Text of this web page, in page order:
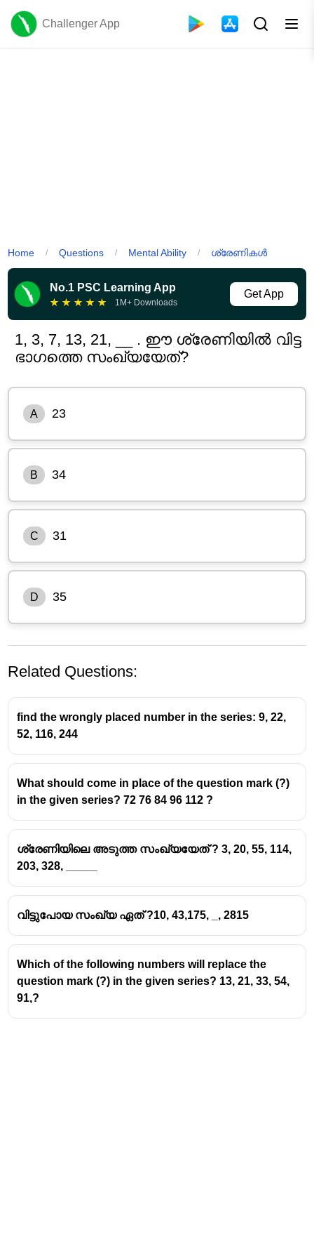
Challenger App
Home / Questions / Mental Ability / ശ്രേണികൾ
No.1 PSC Learning App
★ ★ ★ ★ ★ 1M+ Downloads
Get App
1, 3, 7, 13, 21, __ . ഈ ശ്രേണിയിൽ വിട്ട
ഭാഗത്തെ സംഖ്യയേത്?
A 23
B 34
C 31
D 35
Related Questions:
find the wrongly placed number in the series: 9, 22,
52, 116, 244
What should come in place of the question mark (?)
in the given series? 72 76 84 96 112 ?
ശ്രേണിയിലെ അടുത്ത സംഖ്യയേത് ? 3, 20, 55, 114,
203, 328, _____
വിട്ടുപോയ സംഖ്യ ഏത് ?10, 43,175, _, 2815
Which of the following numbers will replace the
question mark (?) in the given series? 13, 21, 33, 54,
91,?